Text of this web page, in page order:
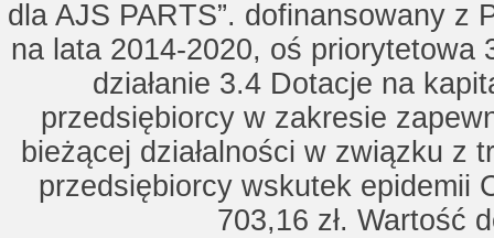
dla AJS PARTS”. dofinansowany z
na lata 2014-2020, oś priorytetowa
działanie 3.4 Dotacje na
przedsiębiorcy w zakresie
bieżącej działalności w związku z
przedsiębiorcy wskutek epidemii
703,16 zł. Wartość